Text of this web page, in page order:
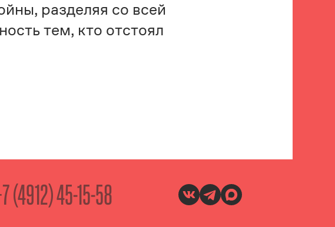
разделяя со всей
тем, кто отстоял
(4912) 45-15-58